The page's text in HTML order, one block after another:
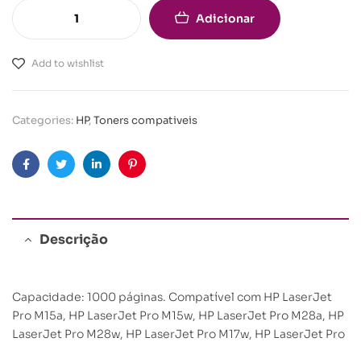
Adicionar
Add to wishlist
Categories: HP,Toners compativeis
FacebookTwitterLinkedinPinterest
Descrição
Capacidade: 1000 páginas. Compatível com HP LaserJet
Pro M15a, HP LaserJet Pro M15w, HP LaserJet Pro M28a, HP
LaserJet Pro M28w, HP LaserJet Pro M17w, HP LaserJet Pro